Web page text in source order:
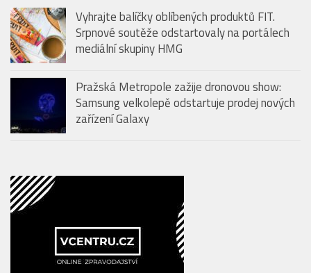
Vyhrajte balíčky oblíbených produktů FIT.
Srpnové soutěže odstartovaly na portálech
mediální skupiny HMG
Pražská Metropole zažije dronovou show:
Samsung velkolepě odstartuje prodej nových
zařízení Galaxy